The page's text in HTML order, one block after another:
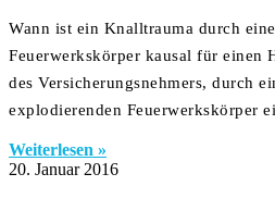
Wann ist ein Knalltrauma durch
Feuerwerkskörper kausal für einen
des Versicherungsnehmers, durch
explodierenden Feuerwerkskörper
Weiterlesen »
20. Januar 2016